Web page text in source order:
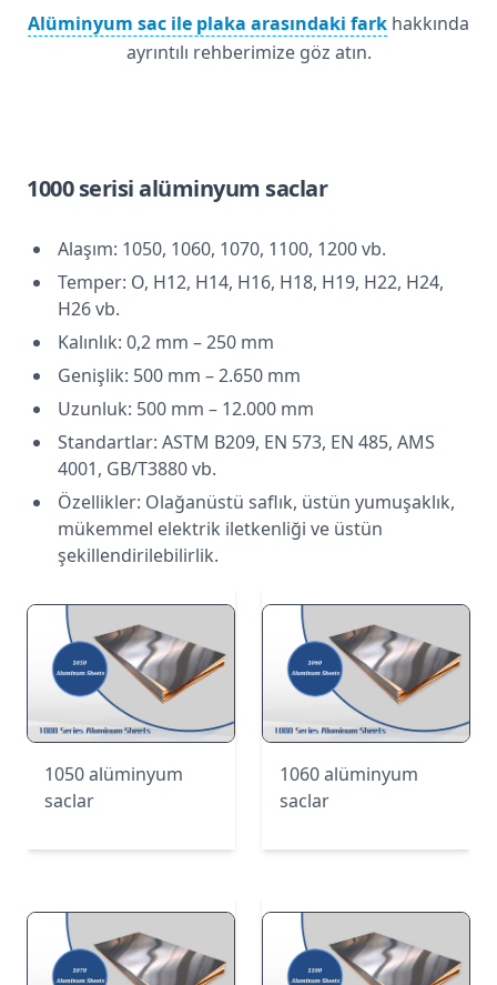
Alüminyum sac ile plaka arasındaki fark hakkında
ayrıntılı rehberimize göz atın.
1000 serisi alüminyum saclar
Alaşım: 1050, 1060, 1070, 1100, 1200 vb.
Temper: O, H12, H14, H16, H18, H19, H22, H24,
H26 vb.
Kalınlık: 0,2 mm – 250 mm
Genişlik: 500 mm – 2.650 mm
Uzunluk: 500 mm – 12.000 mm
Standartlar: ASTM B209, EN 573, EN 485, AMS
4001, GB/T3880 vb.
Özellikler: Olağanüstü saflık, üstün yumuşaklık,
mükemmel elektrik iletkenliği ve üstün
şekillendirilebilirlik.
1050 alüminyum
saclar
1060 alüminyum
saclar